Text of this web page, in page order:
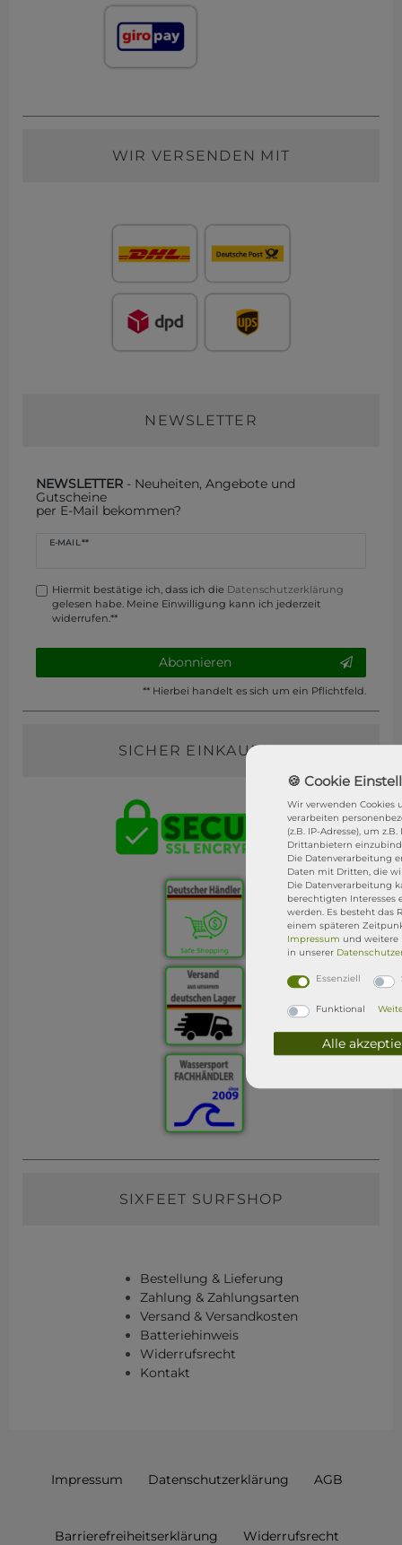
WIR VERSENDEN MIT
NEWSLETTER
NEWSLETTER - Neuheiten, Angebote und
Gutscheine
per E-Mail bekommen?
E-MAIL **
Newsletter
Hiermit bestätige ich, dass ich die Daten­schutz­erklärung
gelesen habe. Meine Einwilligung kann ich jederzeit
widerrufen.**
Abonnieren
** Hierbei handelt es sich um ein Pflichtfeld.
SICHER EINKAUFEN
SIXFEET SURFSHOP
Bestellung & Lieferung
Zahlung & Zahlungsarten
Versand & Versandkosten
Batteriehinweis
Widerrufsrecht
Kontakt
Impressum Daten­schutz­erklärung AGB
Barrierefreiheitserklärung Widerrufs­recht
Wir verwenden Cookies
verarbeiten
(z.B. IP-Adresse), um
Drittanbietern
Die Datenverarbeitung
Daten mit Dritten, die
Die Datenverarbeitung
berechtigten
werden. Es besteht
einem späteren
Impressum und weitere
in unserer
Essenziell
Funktional
Alle